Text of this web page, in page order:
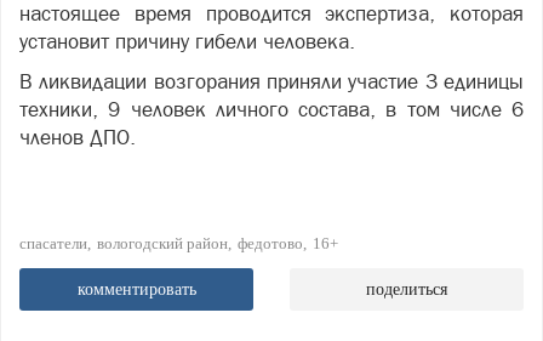
настоящее время проводится экспертиза, которая
установит причину гибели человека.
В ликвидации возгорания приняли участие 3 единицы
техники, 9 человек личного состава, в том числе 6
членов ДПО.
спасатели вологодский район федотово 16+
комментировать поделиться